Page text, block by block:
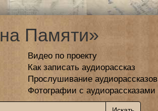
Памяти»
Видео по проекту
Как записать аудиорассказ
Прослушивание аудиорассказов
Фотографии с аудиорассказами